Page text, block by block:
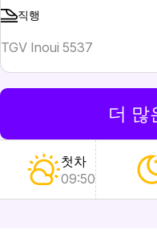
직행
TGV Inoui 5537
더 많
첫차
09:50